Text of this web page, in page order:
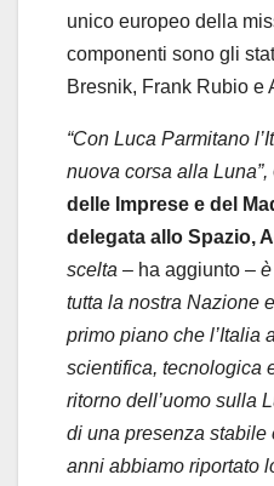
unico europeo della
componenti sono gli
Bresnik, Frank Rubio e
“Con Luca Parmitano
nuova corsa alla Luna”,
delle Imprese e del
delegata allo Spazio,
scelta – ha aggiunto –
tutta la nostra Nazione
primo piano che l’Italia
scientifica, tecnologica
ritorno dell’uomo sulla
di una presenza stabile
anni abbiamo riportato